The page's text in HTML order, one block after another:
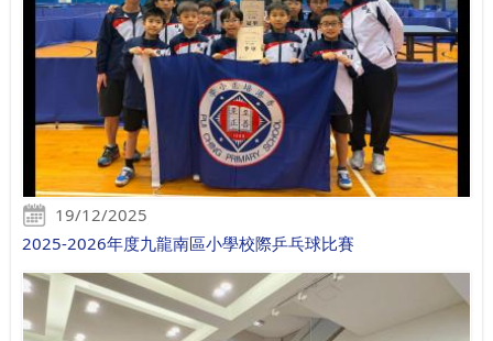
19/12/2025
2025-2026年度九龍南區小學校際乒乓球比賽